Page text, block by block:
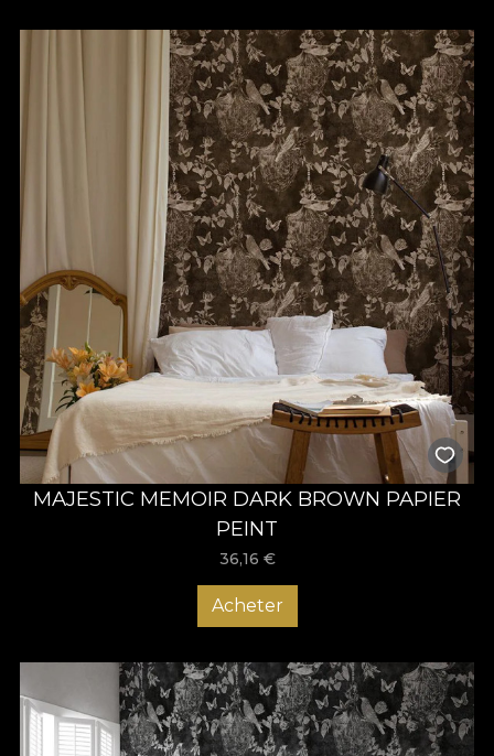
MAJESTIC MEMOIR DARK BROWN PAPIER
PEINT
36,16 €
Acheter